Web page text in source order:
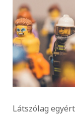
Látszólag